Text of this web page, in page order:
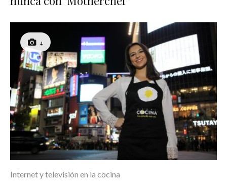
4
Internet y televisión en la cocina